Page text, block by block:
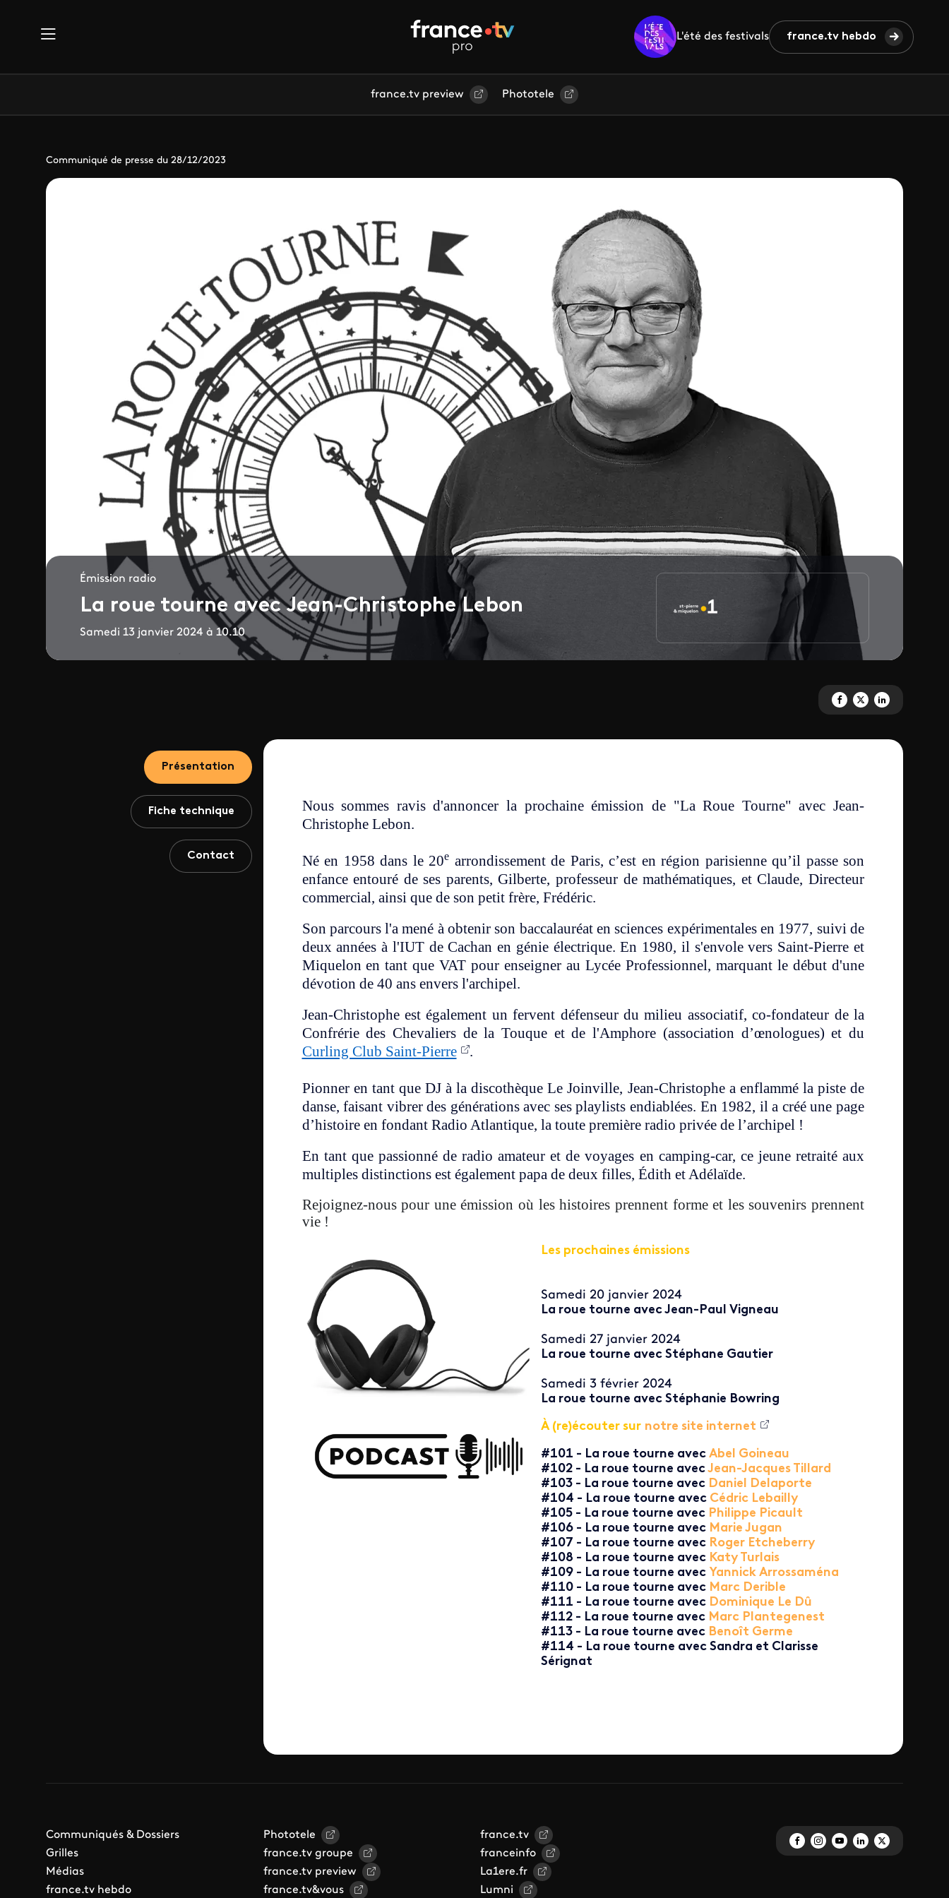
L'été des festivals france.tv hebdo
france.tv preview Phototele
Communiqué de presse du 28/12/2023
Émission radio
La roue tourne avec Jean-Christophe Lebon
Samedi 13 janvier 2024 à 10.10
Partagez 'La roue tourne
Partagez 'La roue
Partagez 'La roue
Présentation
Fiche technique
Contact
Nous sommes ravis d'annoncer la prochaine émission de "La Roue Tourne" avec Jean-
Christophe Lebon.
Né en 1958 dans le 20e arrondissement de Paris, c’est en région parisienne qu’il passe son
enfance entouré de ses parents, Gilberte, professeur de mathématiques, et Claude, Directeur
commercial, ainsi que de son petit frère, Frédéric.
Son parcours l'a mené à obtenir son baccalauréat en sciences expérimentales en 1977, suivi de
deux années à l'IUT de Cachan en génie électrique. En 1980, il s'envole vers Saint-Pierre et
Miquelon en tant que VAT pour enseigner au Lycée Professionnel, marquant le début d'une
dévotion de 40 ans envers l'archipel.
Jean-Christophe est également un fervent défenseur du milieu associatif, co-fondateur de la
Confrérie des Chevaliers de la Touque et de l'Amphore (association d’œnologues) et du
Curling Club Saint-Pierre
.
Pionner en tant que DJ à la discothèque Le Joinville, Jean-Christophe a enflammé la piste de
danse, faisant vibrer des générations avec ses playlists endiablées. En 1982, il a créé une page
d’histoire en fondant Radio Atlantique, la toute première radio privée de l’archipel !
En tant que passionné de radio amateur et de voyages en camping-car, ce jeune retraité aux
multiples distinctions est également papa de deux filles, Édith et Adélaïde.
Rejoignez-nous pour une émission où les histoires prennent forme et les souvenirs prennent
vie !
Les prochaines émissions
Samedi 20 janvier 2024
La roue tourne avec Jean-Paul Vigneau
Samedi 27 janvier 2024
La roue tourne avec Stéphane Gautier
Samedi 3 février 2024
La roue tourne avec Stéphanie Bowring
À (re)écouter sur notre site internet
#101 - La roue tourne avecAbel Goineau
#102 - La roue tourne avecJean-Jacques Tillard
#103 - La roue tourne avec Daniel Delaporte
#104 - La roue tourne avec Cédric Lebailly
#105 - La roue tourne avec Philippe Picault
#106 - La roue tourne avec Marie Jugan
#107 - La roue tourne avec Roger Etcheberry
#108 - La roue tourne avec Katy Turlais
#109 - La roue tourne avec Yannick Arrossaména
#110 - La roue tourne avec Marc Derible
#111 - La roue tourne avec Dominique Le Dû
#112 - La roue tourne avec Marc Plantegenest
#113 - La roue tourne avec Benoît Germe
#114 - La roue tourne avec Sandra et Clarisse
Sérignat
Communiqués & Dossiers
Grilles
Médias
france.tv hebdo
Phototele
france.tv groupe
france.tv preview
france.tv&vous
france.tv
franceinfo
La1ere.fr
Lumni